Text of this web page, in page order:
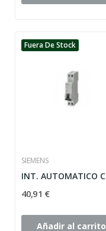
Fuera De Stock
SIEMENS
40,91 €
Añadir al carrito